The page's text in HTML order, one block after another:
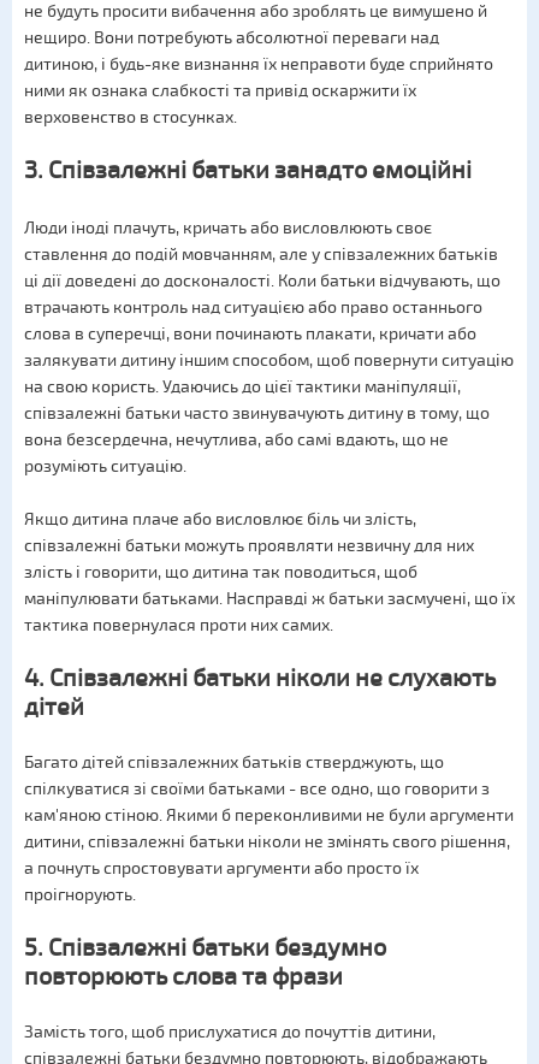
не будуть просити вибачення або зроблять це вимушено й
нещиро. Вони потребують абсолютної переваги над
дитиною, і будь-яке визнання їх неправоти буде сприйнято
ними як ознака слабкості та привід оскаржити їх
верховенство в стосунках.
3. Співзалежні батьки занадто емоційні
Люди іноді плачуть, кричать або висловлюють своє
ставлення до подій мовчанням, але у співзалежних батьків
ці дії доведені до досконалості. Коли батьки відчувають, що
втрачають контроль над ситуацією або право останнього
слова в суперечці, вони починають плакати, кричати або
залякувати дитину іншим способом, щоб повернути ситуацію
на свою користь. Удаючись до цієї тактики маніпуляції,
співзалежні батьки часто звинувачують дитину в тому, що
вона безсердечна, нечутлива, або самі вдають, що не
розуміють ситуацію.
Якщо дитина плаче або висловлює біль чи злість,
співзалежні батьки можуть проявляти незвичну для них
злість і говорити, що дитина так поводиться, щоб
маніпулювати батьками. Насправді ж батьки засмучені, що їх
тактика повернулася проти них самих.
4. Співзалежні батьки ніколи не слухають
дітей
Багато дітей співзалежних батьків стверджують, що
спілкуватися зі своїми батьками - все одно, що говорити з
кам'яною стіною. Якими б переконливими не були аргументи
дитини, співзалежні батьки ніколи не змінять свого рішення,
а почнуть спростовувати аргументи або просто їх
проігнорують.
5. Співзалежні батьки бездумно
повторюють слова та фрази
Замість того, щоб прислухатися до почуттів дитини,
співзалежні батьки бездумно повторюють, відображають